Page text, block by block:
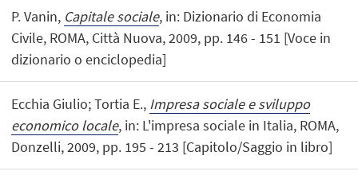
P. Vanin, Capitale sociale, in: Dizionario di Economia
Civile, ROMA, Città Nuova, 2009, pp. 146 - 151 [Voce in
dizionario o enciclopedia]
Ecchia Giulio; Tortia E., Impresa sociale e sviluppo
economico locale, in: L'impresa sociale in Italia, ROMA,
Donzelli, 2009, pp. 195 - 213 [Capitolo/Saggio in libro]